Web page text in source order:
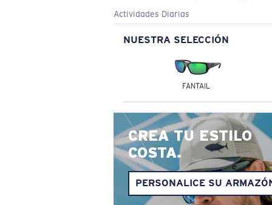
Actividades Diarias
NUESTRA SELECCIÓN
FANTAIL
CREA TU ESTILO
COSTA.
PERSONALICE SU